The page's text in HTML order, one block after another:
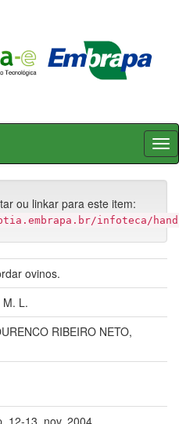
ou linkar para este item:
infoteca/
ovinos.
M. L.
RIBEIRO NETO,
12-13, nov. 2004.